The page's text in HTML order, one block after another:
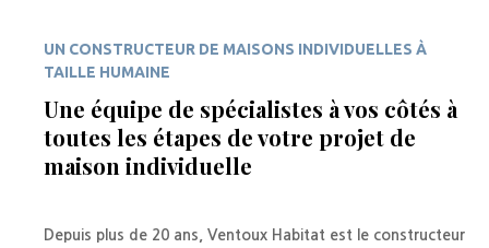
UN CONSTRUCTEUR DE MAISONS INDIVIDUELLES À
TAILLE HUMAINE
Une équipe de spécialistes à vos côtés à
toutes les étapes de votre projet de
maison individuelle
Depuis plus de 20 ans, Ventoux Habitat est le constructeur